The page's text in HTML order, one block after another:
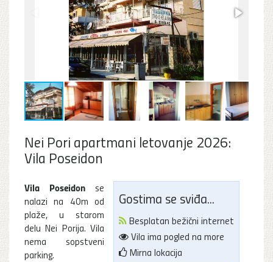
Nei Pori apartmani letovanje 2026:
Vila Poseidon
Gostima se sviđa...
Besplatan bežični internet
Vila ima pogled na more
Mirna lokacija
Vila Poseidon se
nalazi na 40m od
plaže, u starom
delu Nei Porija. Vila
nema sopstveni
parking.